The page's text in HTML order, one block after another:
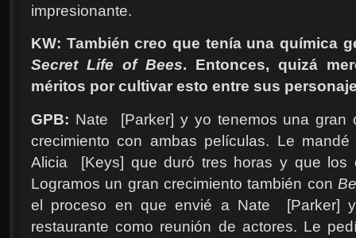
impresionante.
KW: También creo que tenía una química
Secret Life of Bees. Entonces, quizá
méritos por cultivar esto entre sus
GPB: Nate [Parker] y yo tenemos una gran
crecimiento con ambas películas. Le
Alicia
[Keys] que duró tres horas y que los
Logramos un gran crecimiento también con
el proceso en que envié a Nate
[Parker]
restaurante como reunión de actores. Le